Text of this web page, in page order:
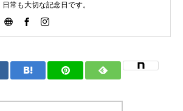
日常も大切な記念日です。